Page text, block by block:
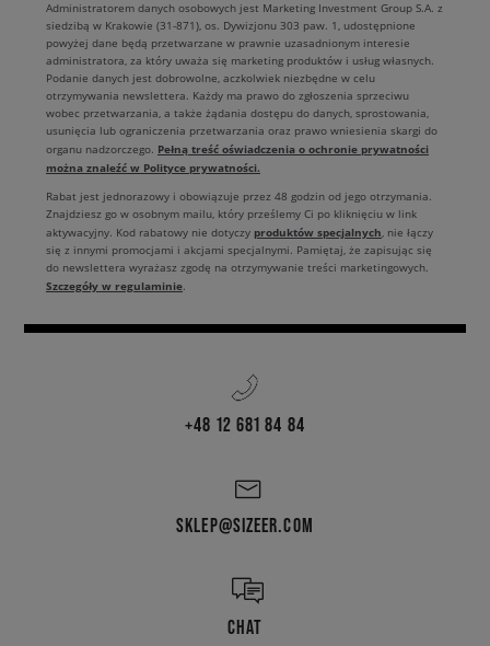
Administratorem danych osobowych jest Marketing Investment Group S.A. z
siedzibą w Krakowie (31-871), os. Dywizjonu 303 paw. 1, udostępnione
powyżej dane będą przetwarzane w prawnie uzasadnionym interesie
administratora, za który uważa się marketing produktów i usług własnych.
Podanie danych jest dobrowolne, aczkolwiek niezbędne w celu
otrzymywania newslettera. Każdy ma prawo do zgłoszenia sprzeciwu
wobec przetwarzania, a także żądania dostępu do danych, sprostowania,
usunięcia lub ograniczenia przetwarzania oraz prawo wniesienia skargi do
organu nadzorczego. Pełną treść oświadczenia o ochronie prywatności
można znaleźć w Polityce prywatności.
Rabat jest jednorazowy i obowiązuje przez 48 godzin od jego otrzymania.
Znajdziesz go w osobnym mailu, który prześlemy Ci po kliknięciu w link
aktywacyjny. Kod rabatowy nie dotyczy produktów specjalnych, nie łączy
się z innymi promocjami i akcjami specjalnymi. Pamiętaj, że zapisując się
do newslettera wyrażasz zgodę na otrzymywanie treści marketingowych.
Szczegóły w regulaminie.
+48 12 681 84 84
SKLEP@SIZEER.COM
CHAT